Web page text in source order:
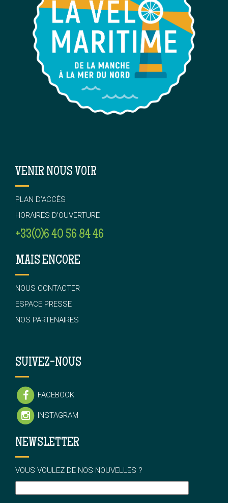
VENIR NOUS VOIR
PLAN D’ACCÈS
HORAIRES D’OUVERTURE
+33(0)6 40 56 84 46
MAIS ENCORE
NOUS CONTACTER
ESPACE PRESSE
NOS PARTENAIRES
SUIVEZ-NOUS
FACEBOOK
INSTAGRAM
NEWSLETTER
VOUS VOULEZ DE NOS NOUVELLES ?